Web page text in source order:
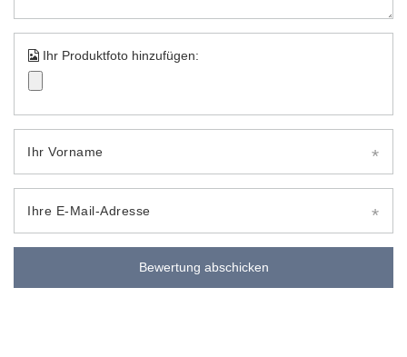
Ihr Produktfoto hinzufügen:
Ihr Vorname
Ihre E-Mail-Adresse
Bewertung abschicken